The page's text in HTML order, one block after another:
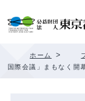
ホーム >
国際会議」まもなく開